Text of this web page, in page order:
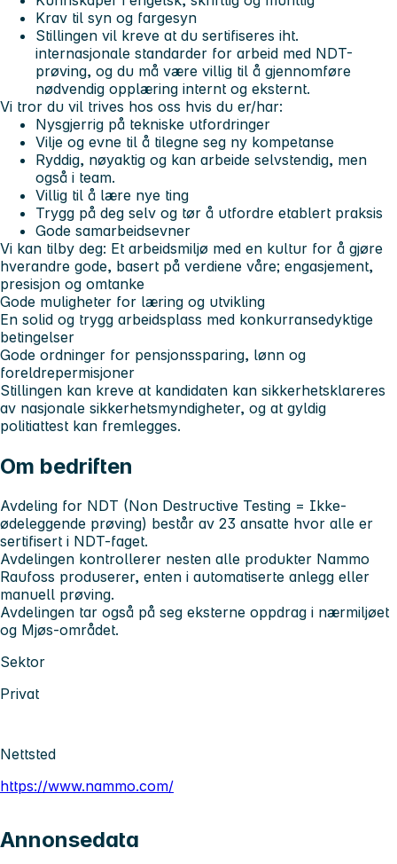
Krav til syn og fargesyn
Stillingen vil kreve at du sertifiseres iht.
internasjonale standarder for arbeid med NDT-
prøving, og du må være villig til å gjennomføre
nødvendig opplæring internt og eksternt.
Vi tror du vil trives hos oss hvis du er/har:
Nysgjerrig på tekniske utfordringer
Vilje og evne til å tilegne seg ny kompetanse
Ryddig, nøyaktig og kan arbeide selvstendig, men
også i team.
Villig til å lære nye ting
Trygg på deg selv og tør å utfordre etablert praksis
Gode samarbeidsevner
Vi kan tilby deg: Et arbeidsmiljø med en kultur for å gjøre
hverandre gode, basert på verdiene våre; engasjement,
presisjon og omtanke
Gode muligheter for læring og utvikling
En solid og trygg arbeidsplass med konkurransedyktige
betingelser
Gode ordninger for pensjonssparing, lønn og
foreldrepermisjoner
Stillingen kan kreve at kandidaten kan sikkerhetsklareres
av nasjonale sikkerhetsmyndigheter, og at gyldig
politiattest kan fremlegges.
Om bedriften
Avdeling for NDT (Non Destructive Testing = Ikke-
ødeleggende prøving) består av 23 ansatte hvor alle er
sertifisert i NDT-faget.
Avdelingen kontrollerer nesten alle produkter Nammo
Raufoss produserer, enten i automatiserte anlegg eller
manuell prøving.
Avdelingen tar også på seg eksterne oppdrag i nærmiljøet
og Mjøs-området.
Sektor
Privat
Nettsted
https://www.nammo.com/
Annonsedata